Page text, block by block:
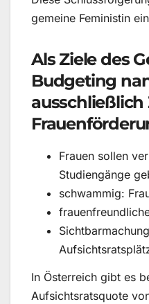
gemeine Feministin
Als Ziele des
Budgeting
ausschließlich
Frauen sollen
Studiengänge
schwammig:
In Österreich gibt es
Aufsichtsratsquote